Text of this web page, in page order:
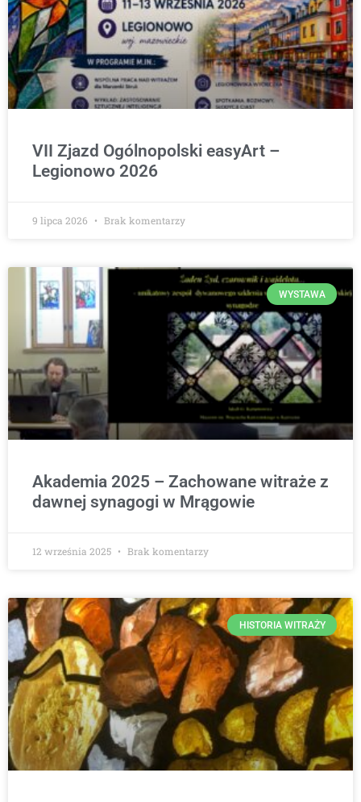
VII Zjazd Ogólnopolski easyArt –
Legionowo 2026
9 lipca 2026 Brak komentarzy
WYSTAWA
Akademia 2025 – Zachowane witraże z
dawnej synagogi w Mrągowie
12 września 2025 Brak komentarzy
HISTORIA WITRAŻY